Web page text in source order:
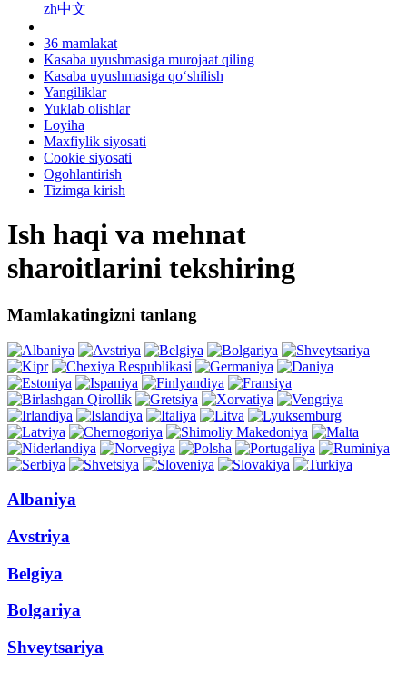
zh中文
36 mamlakat
Kasaba uyushmasiga murojaat qiling
Kasaba uyushmasiga qo‘shilish
Yangiliklar
Yuklab olishlar
Loyiha
Maxfiylik siyosati
Cookie siyosati
Ogohlantirish
Tizimga kirish
Ish haqi va mehnat
sharoitlarini tekshiring
Mamlakatingizni tanlang
Albaniya
Avstriya
Belgiya
Bolgariya
Shveytsariya